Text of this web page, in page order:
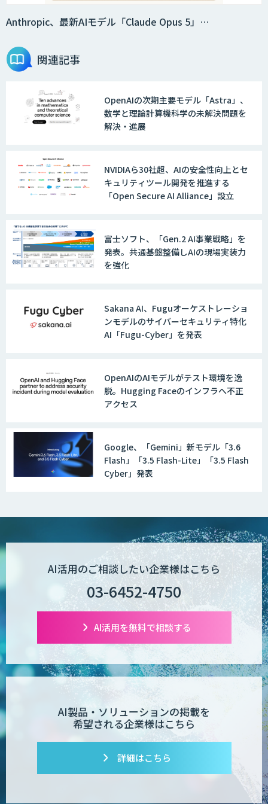
法人向けAIドライブレコーダー「ナウ
ト」
物流チェッカー
AI 受託開発・導入支援
TERAS AIカメラソリューション
FUNNELシリーズ
AI受託開発（データ分析・画像認識）
低コスト・短納期のAI受託開発
【現場に特化したAI】映像解析・画像解
comipro AI
Anthropic、最新AIモデル「Claude Opus 5」…
関連記事
OpenAIの次期主要モデル「Astra」、
数学と理論計算機科学の未解決問題を
解決・進展
NVIDIAら30社超、AIの安全性向上とセ
キュリティツール開発を推進する
「Open Secure AI Alliance」設立
富士ソフト、「Gen.2 AI事業戦略」を
発表。共通基盤整備しAIの現場実装力
を強化
Sakana AI、Fuguオーケストレーショ
ンモデルのサイバーセキュリティ特化
AI「Fugu-Cyber」を発表
OpenAIのAIモデルがテスト環境を逸
脱。Hugging Faceのインフラへ不正
アクセス
Google、「Gemini」新モデル「3.6
Flash」「3.5 Flash-Lite」「3.5 Flash
Cyber」発表
AI活用のご相談したい企業様はこちら
03-6452-4750
AI活用を無料で相談する
AI製品・ソリューションの掲載を
希望される企業様はこちら
詳細はこちら